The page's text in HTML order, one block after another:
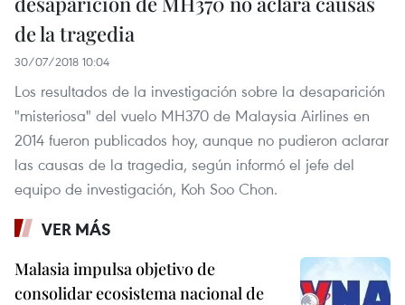
de la tragedia
30/07/2018 10:04
Los resultados de la investigación sobre la desaparición
"misteriosa" del vuelo MH370 de Malaysia Airlines en
2014 fueron publicados hoy, aunque no pudieron aclarar
las causas de la tragedia, según informó el jefe del
equipo de investigación, Koh Soo Chon.
VER MÁS
Malasia impulsa objetivo de
consolidar ecosistema nacional de